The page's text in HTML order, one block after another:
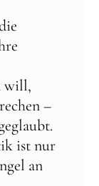
will,
–
ist nur
an